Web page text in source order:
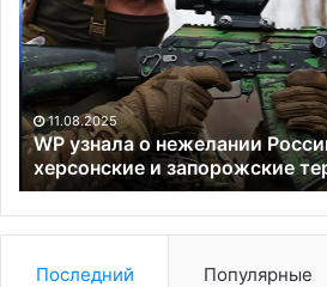
нежелании
России
отдавать
херсонские
и
запорожские
территории
11.08.2025
WP узнала о нежелании
херсонские и запорожские
Последний Популярные